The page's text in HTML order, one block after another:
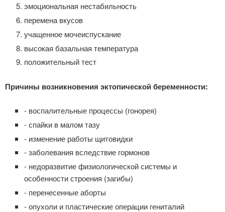
эмоциональная нестабильность
перемена вкусов
учащенное мочеиспускание
высокая базальная температура
положительный тест
Причины возникновения эктопической беременности:
- воспалительные процессы (гонорея)
- спайки в малом тазу
- изменение работы щитовидки
- заболевания вследствие гормонов
- недоразвитие физиологической системы и
особенности строения (загибы)
- перенесенные аборты
- опухоли и пластические операции гениталий